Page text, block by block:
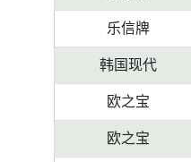
乐信牌
韩国现代
欧之宝
欧之宝